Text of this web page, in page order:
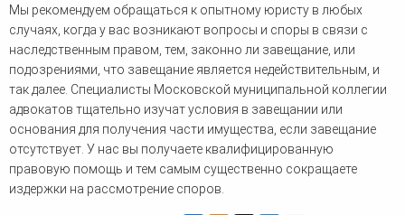
Мы рекомендуем обращаться к опытному юристу в любых
случаях, когда у вас возникают вопросы и споры в связи с
наследственным правом, тем, законно ли завещание, или
подозрениями, что завещание является недействительным, и
так далее. Специалисты Московской муниципальной коллегии
адвокатов тщательно изучат условия в завещании или
основания для получения части имущества, если завещание
отсутствует. У нас вы получаете квалифицированную
правовую помощь и тем самым существенно сокращаете
издержки на рассмотрение споров.